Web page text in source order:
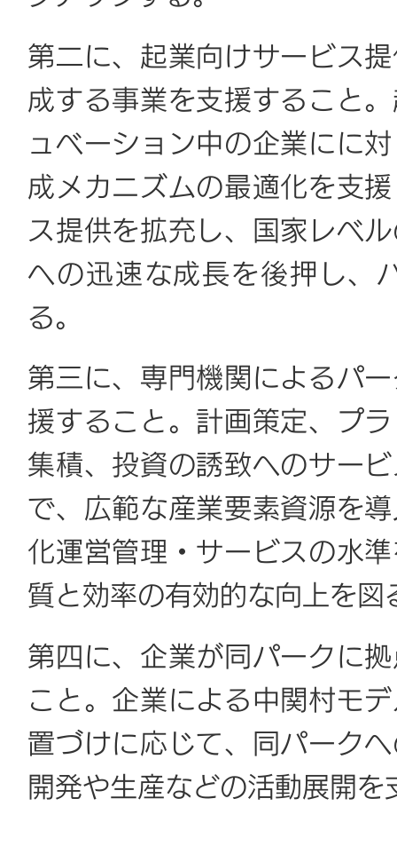
第二に、起業向けサービス
成する事業を支援すること
ュベーション中の企業にに
成メカニズムの最適化を支
ス提供を拡充し、国家レベ
への迅速な成長を後押し、
る。
第三に、専門機関によるパ
援すること。計画策定、プ
集積、投資の誘致へのサー
で、広範な産業要素資源を
化運営管理・サービスの水
質と効率の有効的な向上を図
第四に、企業が同パークに
こと。企業による中関村モ
置づけに応じて、同パーク
開発や生産などの活動展開を